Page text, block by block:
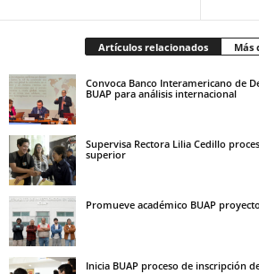
Artículos relacionados Más
Convoca Banco Interamericano de
BUAP para análisis internacional
Supervisa Rectora Lilia Cedillo
superior
Promueve académico BUAP
Inicia BUAP proceso de inscripción